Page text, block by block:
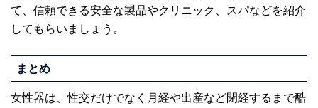
て、信頼できる安全な製品やクリニック、スパなどを紹介
してもらいましょう。
まとめ
女性器は、性交だけでなく月経や出産など閉経するまで酷